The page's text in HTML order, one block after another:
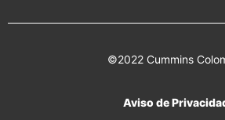
©2022 Cummins
Aviso de